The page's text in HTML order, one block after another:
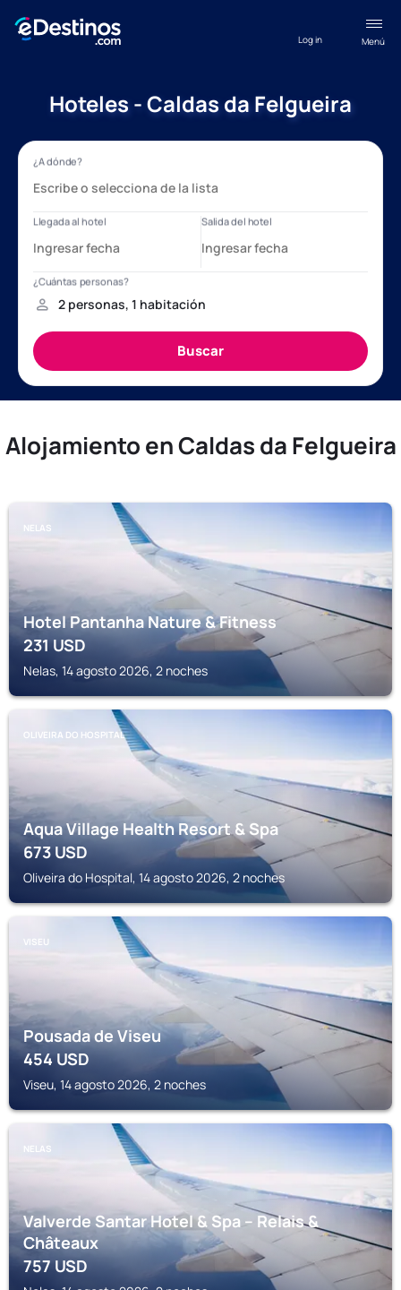
Menú
Log in
Hoteles - Caldas da Felgueira
Alojamiento en Caldas da Felgueira
NELAS
Hotel Pantanha Nature & Fitness
231USD
Nelas, 14 agosto 2026, 2 noches
OLIVEIRA DO HOSPITAL
Aqua Village Health Resort & Spa
673USD
Oliveira do Hospital, 14 agosto 2026, 2 noches
VISEU
Pousada de Viseu
454USD
Viseu, 14 agosto 2026, 2 noches
NELAS
Valverde Santar Hotel & Spa – Relais &
Châteaux
757USD